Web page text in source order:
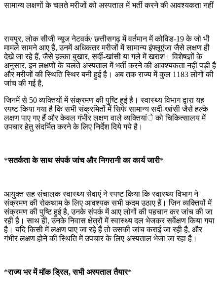
सामान्य लक्षणों के चलते मरीजों को अस्पताल में भर्ती करने की आवश्यकता नहीं
रायपुर, लोक सीजी न्यूज नेटवर्क/ छत्तीसगढ़ में वर्तमान में कोविड-19 के जो भी
मामले सामने आए हैं, उनमें अधिकतर मरीजों में सामान्य इंफ्लूएंजा जैसे लक्षण ही
देखे जा रहे हैं, जैसे हल्का बुखार, सर्दी-खांसी या गले में खराश। विशेषज्ञों के
अनुसार, इन लक्षणों के चलते अस्पताल में भर्ती करने की आवश्यकता नहीं पड़ी है
और मरीजों की स्थिति स्थिर बनी हुई है। अब तक राज्य में कुल 1183 लोगों की
जांच की गई है,
जिनमें से 50 व्यक्तियों में संक्रमण की पुष्टि हुई है। स्वास्थ्य विभाग द्वारा यह
स्पष्ट किया गया है कि सभी संक्रमितों में सिर्फ सामान्य सर्दी-खांसी जैसे हल्के
लक्षण पाए गए हैं और केवल गंभीर लक्षण वाले व्यक्तियांे को चिकित्सालय में
उपचार हेतु संदर्भित करने के लिए निर्देश दिये गये है।
*सतर्कता के साथ संपर्क जांच और निगरानी का कार्य जारी*
आयुक्त सह संचालक स्वास्थ्य सेवाएं ने स्पष्ट किया कि स्वास्थ्य विभाग ने
संक्रमण की रोकथाम के लिए आवश्यक सभी कदम उठाए हैं। जिन व्यक्तियों में
संक्रमण की पुष्टि हुई है, उनके संपर्क में आए लोगों की पहचान कर जांच की जा
रही है। साथ ही, उनके निवास क्षेत्रों में स्वास्थ्य दल भेजकर सर्वेक्षण किया गया
है। यदि किसी में लक्षण पाए जा रहे हैं तो उसकी जांच कराई जा रही है, और
गंभीर लक्षण होने की स्थिति में उपचार के लिए अस्पताल भेजा जा रहा है।
*राज्य भर में मॉक ड्रिल, सभी अस्पताल तैयार*